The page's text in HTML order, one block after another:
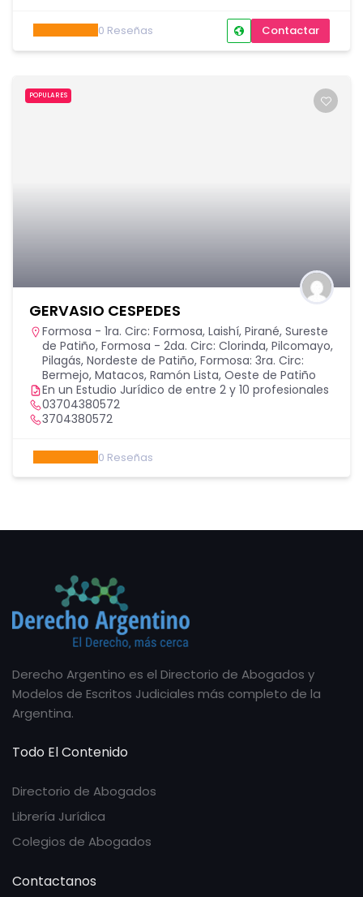
0 Reseñas Contactar
POPULARES
GERVASIO CESPEDES
Formosa - 1ra. Circ: Formosa, Laishí, Pirané, Sureste
de Patiño, Formosa - 2da. Circ: Clorinda, Pilcomayo,
Pilagás, Nordeste de Patiño, Formosa: 3ra. Circ:
Bermejo, Matacos, Ramón Lista, Oeste de Patiño
En un Estudio Jurídico de entre 2 y 10 profesionales
03704380572
3704380572
0 Reseñas
Derecho Argentino es el Directorio de Abogados y
Modelos de Escritos Judiciales más completo de la
Argentina.
Todo El Contenido
Directorio de Abogados
Librería Jurídica
Colegios de Abogados
Contactanos